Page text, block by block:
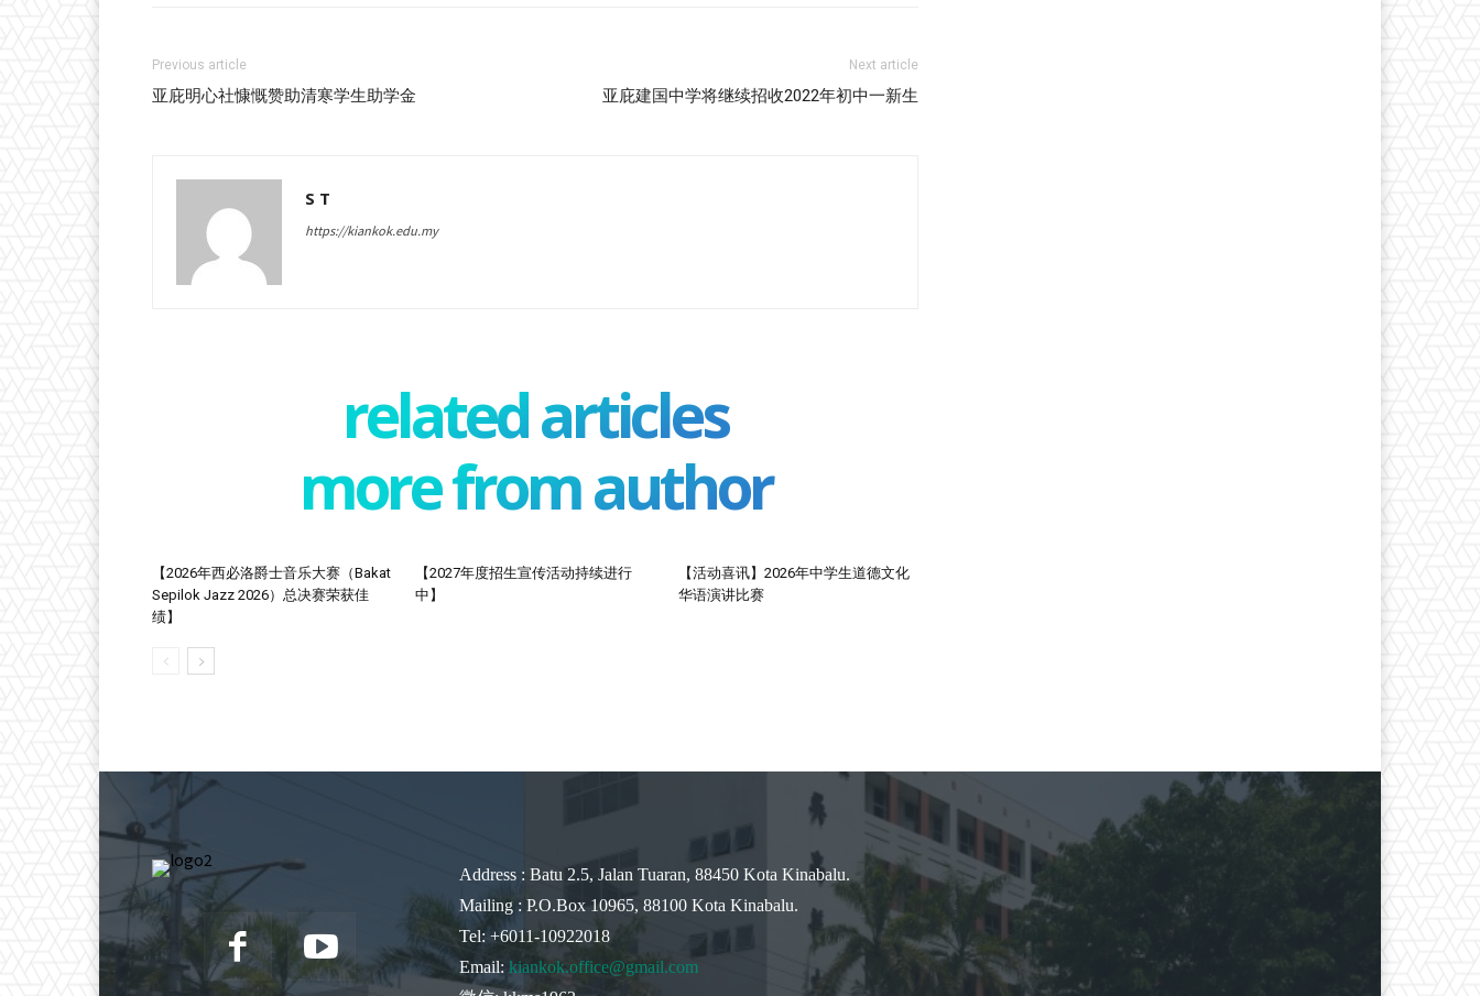
Previous article
亚庇明心社慷慨赞助清寒学生助学金
Next article
亚庇建国中学将继续招收2022年初中一新生
S T
https://kiankok.edu.my
related articles
more from author
【2026年西必洛爵士音乐大赛（Bakat
Sepilok Jazz 2026）总决赛荣获佳
绩】
【2027年度招生宣传活动持续进行
中】
【活动喜讯】2026年中学生道德文化
华语演讲比赛
Address : Batu 2.5, Jalan Tuaran, 88450 Kota Kinabalu.
Mailing : P.O.Box 10965, 88100 Kota Kinabalu.
Tel: +6011-10922018
Email: kiankok.office@gmail.com